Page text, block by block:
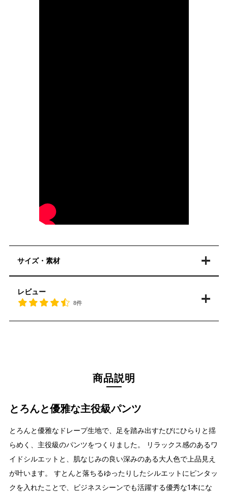
サイズ・素材
レビュー
8件
商品説明
とろんと優雅な主役級パンツ
とろんと優雅なドレープ生地で、足を踏み出すたびにひらりと揺
らめく、主役級のパンツをつくりました。 リラックス感のあるワ
イドシルエットと、肌なじみの良い深みのある大人色で上品見え
が叶います。 すとんと落ちるゆったりしたシルエットにピンタッ
クを入れたことで、ビジネスシーンでも活躍する優秀な1本にな